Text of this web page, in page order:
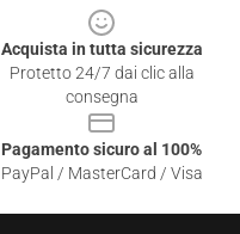
Acquista in tutta sicurezza
Protetto 24/7 dai clic alla
consegna
Pagamento sicuro al 100%
PayPal / MasterCard / Visa